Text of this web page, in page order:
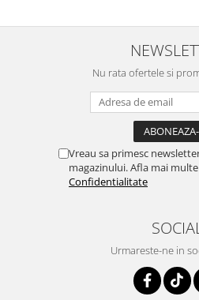
Nu rata ofertele si
Vreau sa primesc
magazinului. Afla mai
Confidentialitate
Urmareste-ne in